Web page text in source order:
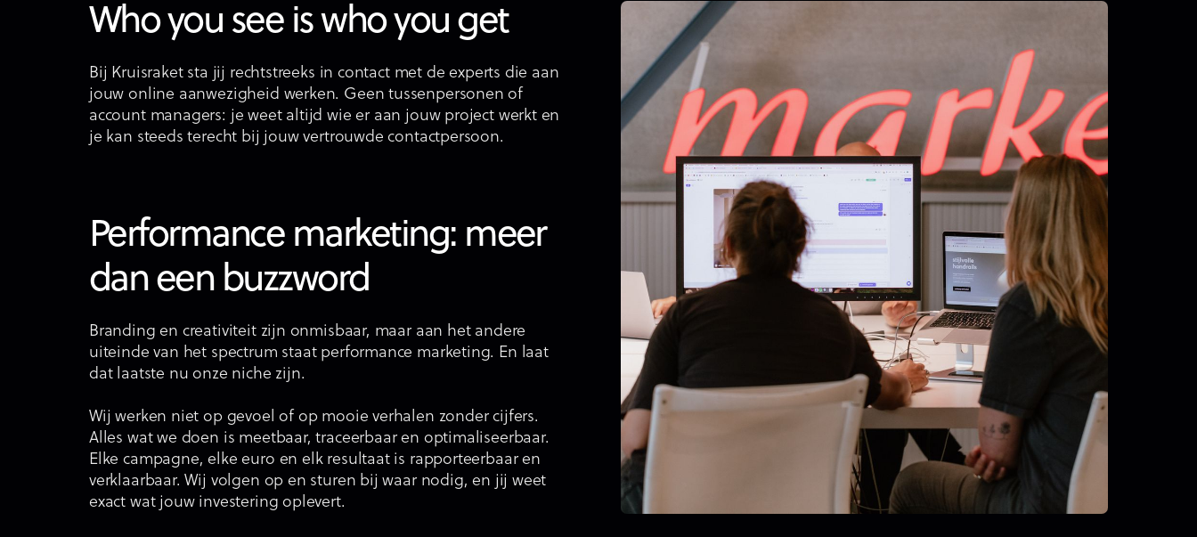
Who you see is who you get
Bij Kruisraket sta jij rechtstreeks in contact met de experts die aan
jouw online aanwezigheid werken. Geen tussenpersonen of
account managers: je weet altijd wie er aan jouw project werkt en
je kan steeds terecht bij jouw vertrouwde contactpersoon.
Performance marketing: meer
dan een buzzword
Branding en creativiteit zijn onmisbaar, maar aan het andere
uiteinde van het spectrum staat performance marketing. En laat
dat laatste nu onze niche zijn.
Wij werken niet op gevoel of op mooie verhalen zonder cijfers.
Alles wat we doen is meetbaar, traceerbaar en optimaliseerbaar.
Elke campagne, elke euro en elk resultaat is rapporteerbaar en
verklaarbaar. Wij volgen op en sturen bij waar nodig, en jij weet
exact wat jouw investering oplevert.